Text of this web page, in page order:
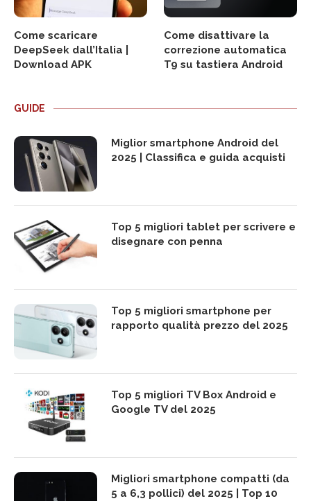
Come scaricare
DeepSeek dall’Italia |
Download APK
Come disattivare la
correzione automatica
T9 su tastiera Android
GUIDE
Miglior smartphone Android del
2025 | Classifica e guida acquisti
Top 5 migliori tablet per scrivere e
disegnare con penna
Top 5 migliori smartphone per
rapporto qualità prezzo del 2025
Top 5 migliori TV Box Android e
Google TV del 2025
Migliori smartphone compatti (da
5 a 6,3 pollici) del 2025 | Top 10